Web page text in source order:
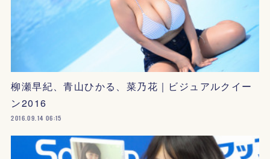
柳瀬早紀、青山ひかる、菜乃花｜ビジュアルクイー
ン2016
2016.09.14 06:15